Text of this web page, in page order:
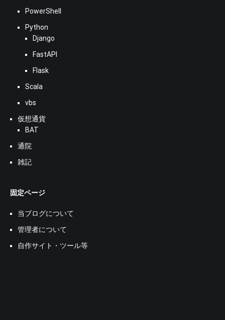
PowerShell
Python
Django
FastAPI
Flask
Scala
vbs
仮想通貨
BAT
通院
雑記
固定ページ
当ブログについて
管理者について
自作サイト・ツール等